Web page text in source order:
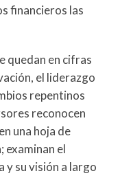
financieros las
quedan en cifras
el liderazgo
repentinos
reconocen
una hoja de
examinan el
y su visión a largo